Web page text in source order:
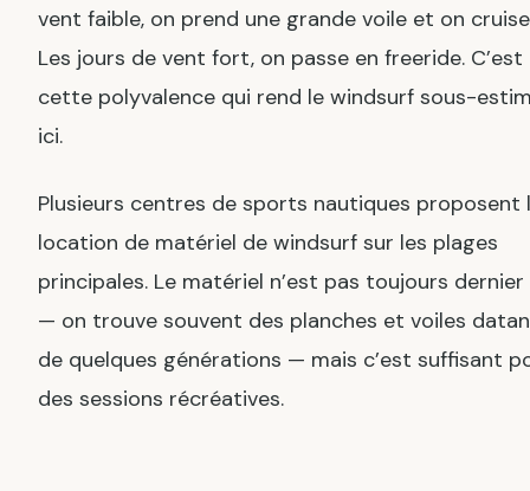
vent faible, on prend une grande voile et on
Les jours de vent fort, on passe en freeride. C’est
cette polyvalence qui rend le windsurf sous-
ici.
Plusieurs centres de sports nautiques proposent
location de matériel de windsurf sur les plages
principales. Le matériel n’est pas toujours
— on trouve souvent des planches et voiles
de quelques générations — mais c’est suffisant
des sessions récréatives.